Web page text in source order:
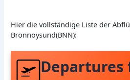
Hier die vollständige Liste der
Bronnoysund(BNN):
Departures